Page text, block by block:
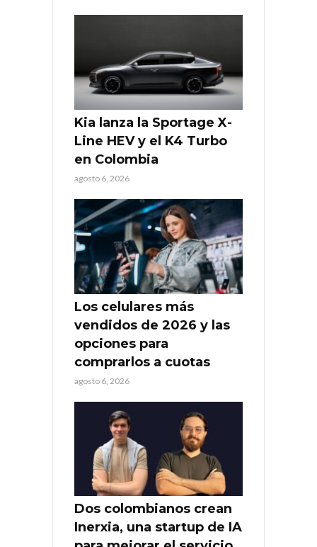
Kia lanza la Sportage X-
Line HEV y el K4 Turbo
en Colombia
agosto 6, 2026
Los celulares más
vendidos de 2026 y las
opciones para
comprarlos a cuotas
agosto 6, 2026
Dos colombianos crean
Inerxia, una startup de IA